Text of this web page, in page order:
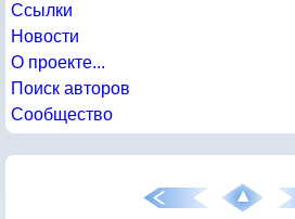
Ссылки
Новости
О проекте...
Поиск авторов
Сообщество